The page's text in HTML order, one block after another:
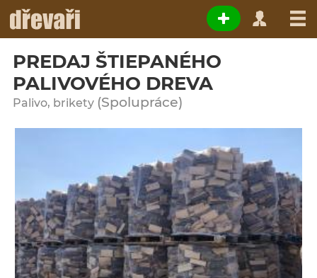
PREDAJ ŠTIEPANÉHO
PALIVOVÉHO DREVA
Palivo, brikety (Spolupráce)